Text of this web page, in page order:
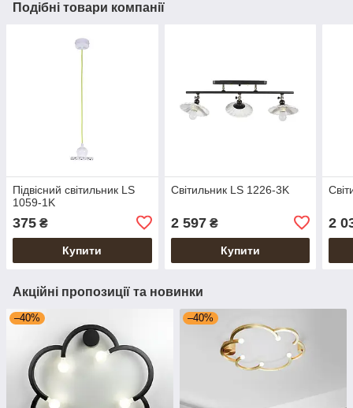
Подібні товари компанії
Підвісний світильник LS
1059-1K
375 ₴
Купити
Світильник LS 1226-3K
2 597₴
Купити
2
Акційні пропозиції та новинки
–40% –40%